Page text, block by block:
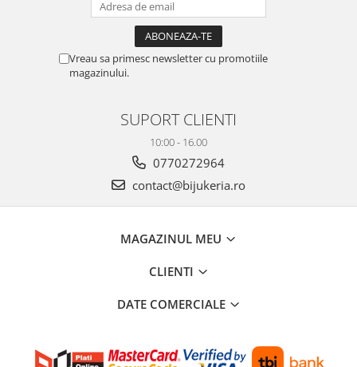
Vreau sa primesc newsletter cu promotiile
magazinului.
SUPORT CLIENTI
10:00 - 16.00
0770272964
contact@bijukeria.ro
MAGAZINUL MEU
CLIENTI
DATE COMERCIALE